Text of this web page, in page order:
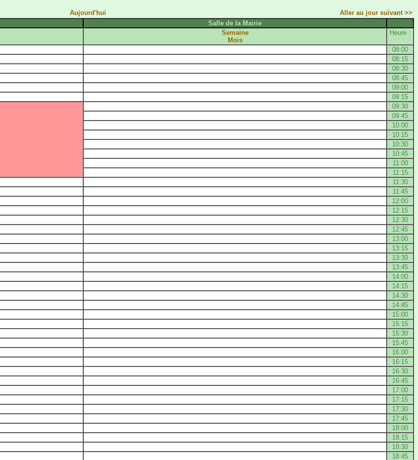
Aujourd'hui
Aller au jour suivant >>
Salle de la Mairie
Semaine
Mois
Heure :
08:00
08:15
08:30
08:45
09:00
09:15
09:30
09:45
10:00
10:15
10:30
10:45
11:00
11:15
11:30
11:45
12:00
12:15
12:30
12:45
13:00
13:15
13:30
13:45
14:00
14:15
14:30
14:45
15:00
15:15
15:30
15:45
16:00
16:15
16:30
16:45
17:00
17:15
17:30
17:45
18:00
18:15
18:30
18:45